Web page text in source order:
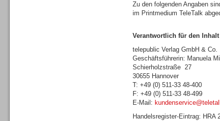
Zu den folgenden Angaben
im Printmedium TeleTalk
Verantwortlich für den
telepublic Verlag GmbH & Co.
Geschäftsführerin: Manuela
Schierholzstraße 27
30655 Hannover
T: +49 (0) 511-33 48-400
F: +49 (0) 511-33 48-499
E-Mail:
Handelsregister-Eintrag: HRA